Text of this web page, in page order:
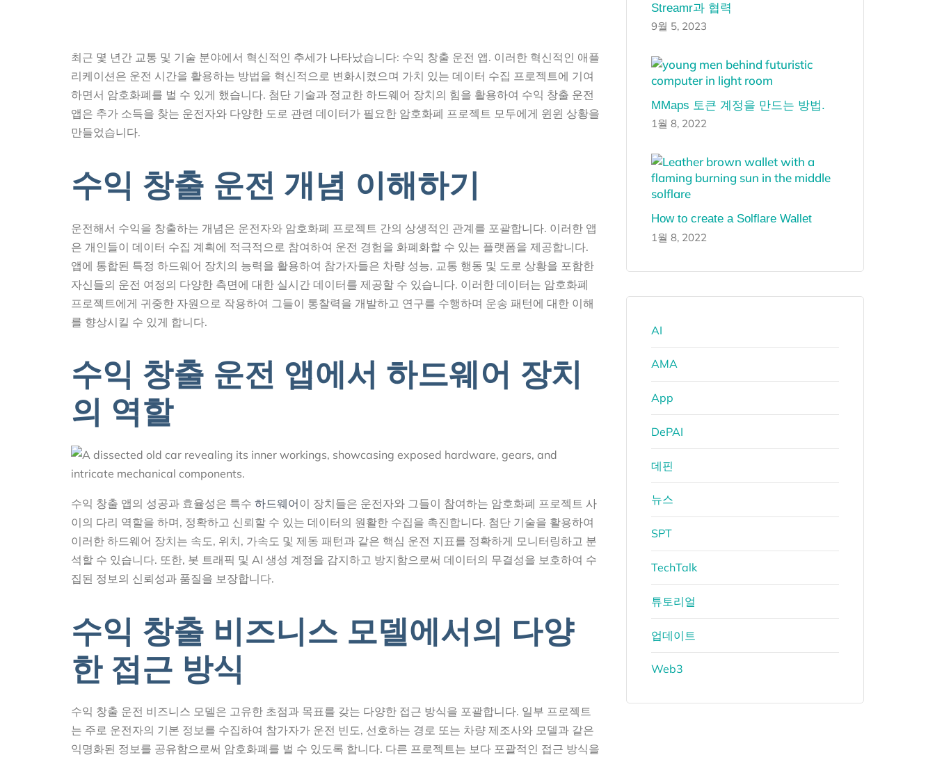
최근 몇 년간 교통 및 기술 분야에서 혁신적인 추세가 나타났습니다: 수익 창출 운전 앱. 이러한 혁신적인 애플
리케이션은 운전 시간을 활용하는 방법을 혁신적으로 변화시켰으며 가치 있는 데이터 수집 프로젝트에 기여
하면서 암호화폐를 벌 수 있게 했습니다. 첨단 기술과 정교한 하드웨어 장치의 힘을 활용하여 수익 창출 운전
앱은 추가 소득을 찾는 운전자와 다양한 도로 관련 데이터가 필요한 암호화폐 프로젝트 모두에게 윈윈 상황을
만들었습니다.
수익 창출 운전 개념 이해하기
운전해서 수익을 창출하는 개념은 운전자와 암호화폐 프로젝트 간의 상생적인 관계를 포괄합니다. 이러한 앱
은 개인들이 데이터 수집 계획에 적극적으로 참여하여 운전 경험을 화폐화할 수 있는 플랫폼을 제공합니다.
앱에 통합된 특정 하드웨어 장치의 능력을 활용하여 참가자들은 차량 성능, 교통 행동 및 도로 상황을 포함한
자신들의 운전 여정의 다양한 측면에 대한 실시간 데이터를 제공할 수 있습니다. 이러한 데이터는 암호화폐
프로젝트에게 귀중한 자원으로 작용하여 그들이 통찰력을 개발하고 연구를 수행하며 운송 패턴에 대한 이해
를 향상시킬 수 있게 합니다.
수익 창출 운전 앱에서 하드웨어 장치
의 역할
수익 창출 앱의 성공과 효율성은 특수 하드웨어이 장치들은 운전자와 그들이 참여하는 암호화폐 프로젝트 사
이의 다리 역할을 하며, 정확하고 신뢰할 수 있는 데이터의 원활한 수집을 촉진합니다. 첨단 기술을 활용하여
이러한 하드웨어 장치는 속도, 위치, 가속도 및 제동 패턴과 같은 핵심 운전 지표를 정확하게 모니터링하고 분
석할 수 있습니다. 또한, 봇 트래픽 및 AI 생성 계정을 감지하고 방지함으로써 데이터의 무결성을 보호하여 수
집된 정보의 신뢰성과 품질을 보장합니다.
수익 창출 비즈니스 모델에서의 다양
한 접근 방식
수익 창출 운전 비즈니스 모델은 고유한 초점과 목표를 갖는 다양한 접근 방식을 포괄합니다. 일부 프로젝트
는 주로 운전자의 기본 정보를 수집하여 참가자가 운전 빈도, 선호하는 경로 또는 차량 제조사와 모델과 같은
익명화된 정보를 공유함으로써 암호화폐를 벌 수 있도록 합니다. 다른 프로젝트는 보다 포괄적인 접근 방식을
Streamr과 협력
9월 5, 2023
MMaps 토큰 계정을 만드는 방법.
1월 8, 2022
How to create a Solflare Wallet
1월 8, 2022
AI
AMA
App
DePAI
데핀
뉴스
SPT
TechTalk
튜토리얼
업데이트
Web3